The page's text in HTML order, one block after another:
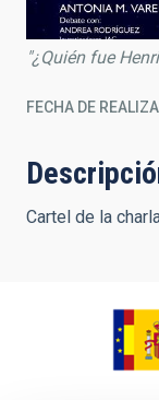
"¿Quién fue
FECHA DE
Cartel de la